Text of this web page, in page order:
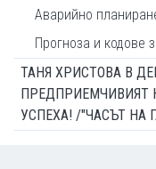
Аварийно
Прогноза и кодове
ТАНЯ ХРИСТОВА В
ПРЕДПРИЕМЧИВИЯТ
УСПЕХА! /"ЧАСЪТ НА